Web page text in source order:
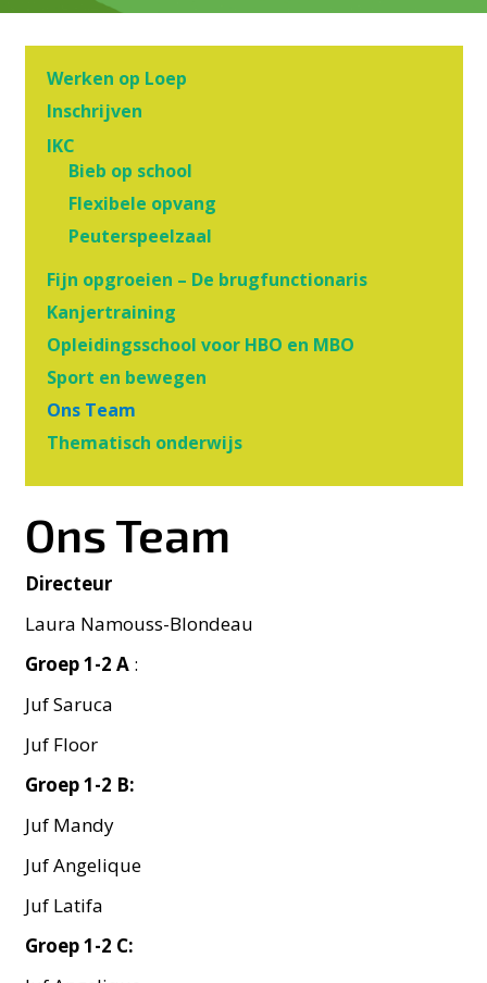
Werken op Loep
Inschrijven
IKC
Bieb op school
Flexibele opvang
Peuterspeelzaal
Fijn opgroeien – De brugfunctionaris
Kanjertraining
Opleidingsschool voor HBO en MBO
Sport en bewegen
Ons Team
Thematisch onderwijs
Ons Team
Directeur
Laura Namouss-Blondeau
Groep 1-2 A:
Juf Saruca
Juf Floor
Groep 1-2 B:
Juf Mandy
Juf Angelique
Juf Latifa
Groep 1-2 C: